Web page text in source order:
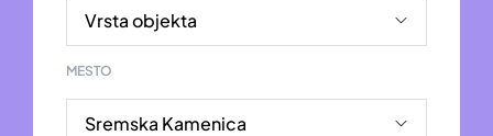
MESTO